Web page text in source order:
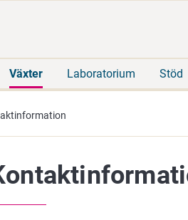
Växter Laboratorium Stöd